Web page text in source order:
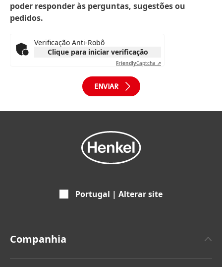
poder responder às perguntas, sugestões ou
pedidos.
Verificação Anti-Robô
Clique para iniciar verificação
FriendlyCaptcha ⇗
Portugal | Alterar site
Companhia